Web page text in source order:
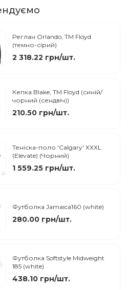
Реглан Orlando, TM Floyd
(темно-сірий)
2 318.22 грн/шт.
Кепка Blake, TM Floyd (синій/
чорний (сендвіч))
210.50 грн/шт.
Теніска-поло 'Calgary' XXXL
(Elevate) (Чорний)
1 559.25 грн/шт.
Футболка Jamaica160 (white)
280.00 грн/шт.
Футболка Softstyle Midweight
185 (white)
438.10 грн/шт.